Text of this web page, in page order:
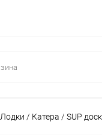
Лодки / Катера / SUP